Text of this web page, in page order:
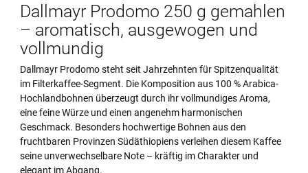
Dallmayr Prodomo 250 g gemahlen
– aromatisch, ausgewogen und
vollmundig
Dallmayr Prodomo steht seit Jahrzehnten für Spitzenqualität
im Filterkaffee-Segment. Die Komposition aus 100 % Arabica-
Hochlandbohnen überzeugt durch ihr vollmundiges Aroma,
eine feine Würze und einen angenehm harmonischen
Geschmack. Besonders hochwertige Bohnen aus den
fruchtbaren Provinzen Südäthiopiens verleihen diesem Kaffee
seine unverwechselbare Note – kräftig im Charakter und
elegant im Abgang.